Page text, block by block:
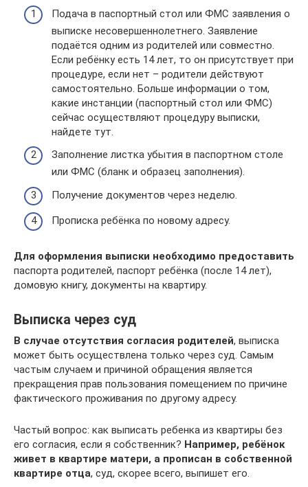
Подача в паспортный стол или ФМС заявления о
выписке несовершеннолетнего. Заявление
подаётся одним из родителей или совместно.
Если ребёнку есть 14 лет, то он присутствует при
процедуре, если нет – родители действуют
самостоятельно. Больше информации о том,
какие инстанции (паспортный стол или ФМС)
сейчас осуществляют процедуру выписки,
найдете тут.
Заполнение листка убытия в паспортном столе
или ФМС (бланк и образец заполнения).
Получение документов через неделю.
Прописка ребёнка по новому адресу.
Для оформления выписки необходимо предоставить
паспорта родителей, паспорт ребёнка (после 14 лет),
домовую книгу, документы на квартиру.
Выписка через суд
В случае отсутствия согласия родителей, выписка
может быть осуществлена только через суд. Самым
частым случаем и причиной обращения является
прекращения прав пользования помещением по причине
фактического проживания по другому адресу.
Частый вопрос: как выписать ребенка из квартиры без
его согласия, если я собственник? Например, ребёнок
живет в квартире матери, а прописан в собственной
квартире отца, суд, скорее всего, выпишет его.